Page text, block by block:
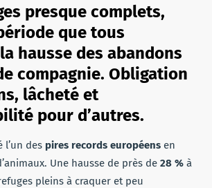
presque complets,
que tous
hausse des abandons
compagnie. Obligation
lâcheté et
pour d’autres.
l’un des pires records européens en
Une hausse de près de 28 % à
pleins à craquer et peu